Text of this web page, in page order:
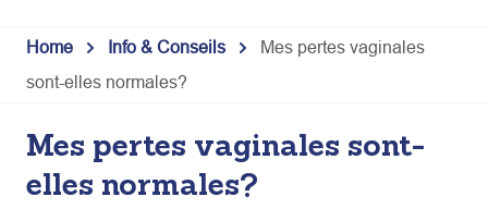
SkipHome Info & Conseils
Mes pertes vaginales
sont-elles normales?
Mes pertes vaginales sont-
elles normales?